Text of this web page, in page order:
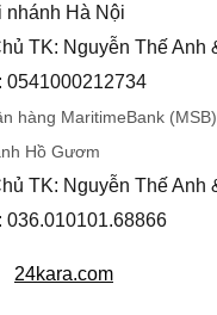
nhánh Hà Nội
TK: Nguyễn Thế Anh
0541000212734
hàng MaritimeBank
Hồ Gươm
TK: Nguyễn Thế Anh
036.010101.68866
24kara.com